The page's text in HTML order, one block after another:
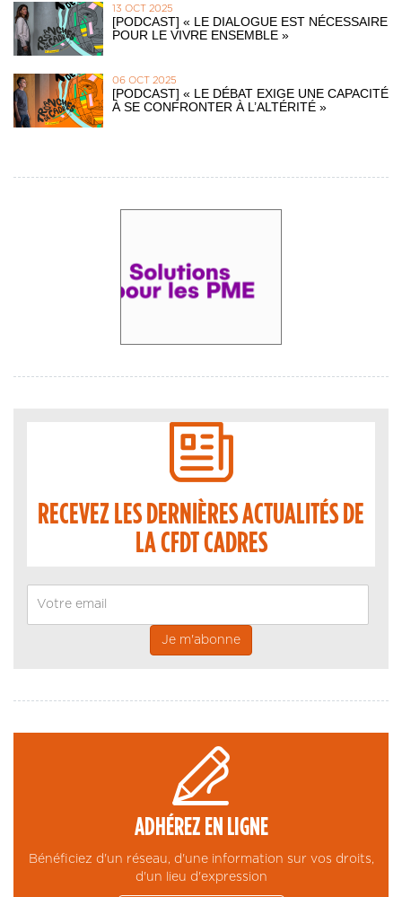
13 OCT 2025
[PODCAST] « LE DIALOGUE EST NÉCESSAIRE
POUR LE VIVRE ENSEMBLE »
06 OCT 2025
[PODCAST] « LE DÉBAT EXIGE UNE CAPACITÉ
À SE CONFRONTER À L’ALTÉRITÉ »
RECEVEZ LES DERNIÈRES ACTUALITÉS DE
LA CFDT CADRES
ADHÉREZ EN LIGNE
Bénéficiez d'un réseau, d'une information sur vos droits,
d'un lieu d'expression